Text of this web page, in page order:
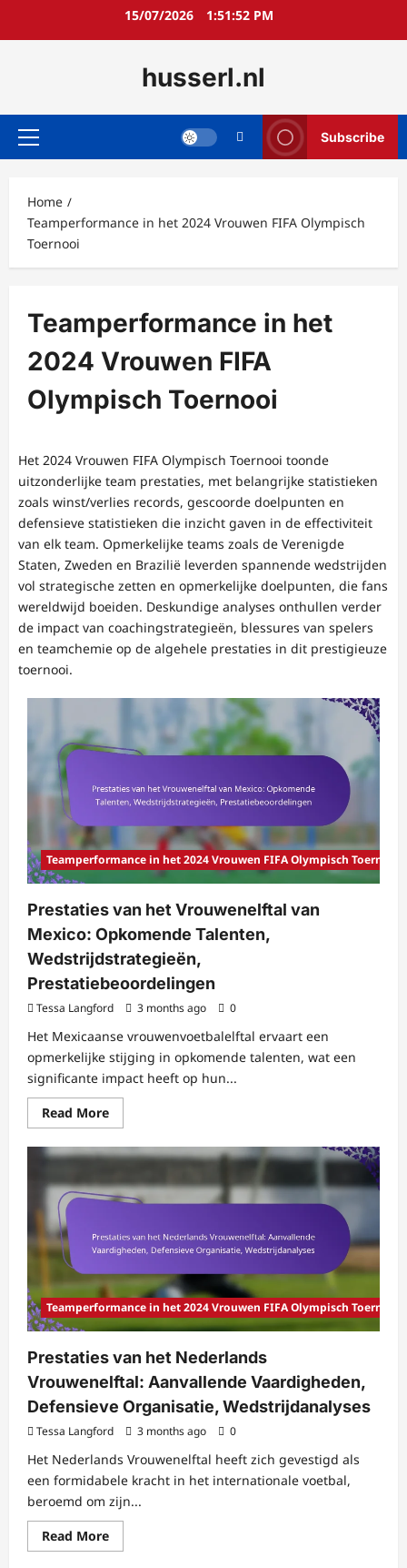
15/07/2026 1:51:53 PM
husserl.nl
Primary
Subscribe
Home
Teamperformance in het 2024 Vrouwen FIFA Olympisch
Toernooi
Teamperformance in het
2024 Vrouwen FIFA
Olympisch Toernooi
Het 2024 Vrouwen FIFA Olympisch Toernooi toonde
uitzonderlijke team prestaties, met belangrijke statistieken
zoals winst/verlies records, gescoorde doelpunten en
defensieve statistieken die inzicht gaven in de effectiviteit
van elk team. Opmerkelijke teams zoals de Verenigde
Staten, Zweden en Brazilië leverden spannende wedstrijden
vol strategische zetten en opmerkelijke doelpunten, die fans
wereldwijd boeiden. Deskundige analyses onthullen verder
de impact van coachingstrategieën, blessures van spelers
en teamchemie op de algehele prestaties in dit prestigieuze
toernooi.
Teamperformance in het 2024 Vrouwen FIFA Olympisch Toernooi
Prestaties van het Vrouwenelftal van
Mexico: Opkomende Talenten,
Wedstrijdstrategieën,
Prestatiebeoordelingen
Tessa Langford 3 months ago 0
Het Mexicaanse vrouwenvoetbalelftal ervaart een
opmerkelijke stijging in opkomende talenten, wat een
significante impact heeft op hun...
Read MoreRead
more
Prestaties
van
Vrouwenelftal
van
Talenten,
Wedstrijdstrategieën,
Teamperformance in het 2024 Vrouwen FIFA Olympisch Toernooi
Prestaties van het Nederlands
Vrouwenelftal: Aanvallende Vaardigheden,
Defensieve Organisatie, Wedstrijdanalyses
Tessa Langford 3 months ago 0
Het Nederlands Vrouwenelftal heeft zich gevestigd als
een formidabele kracht in het internationale voetbal,
beroemd om zijn...
Read MoreRead
more